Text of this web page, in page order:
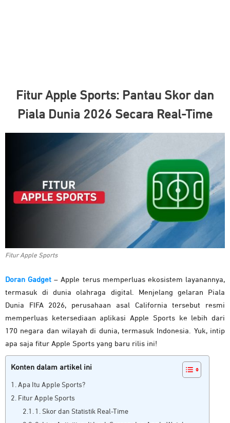
Fitur Apple Sports: Pantau Skor dan
Piala Dunia 2026 Secara Real-Time
Fitur Apple Sports
Doran Gadget – Apple terus memperluas ekosistem layanannya,
termasuk di dunia olahraga digital. Menjelang gelaran Piala
Dunia FIFA 2026, perusahaan asal California tersebut resmi
memperluas ketersediaan aplikasi Apple Sports ke lebih dari
170 negara dan wilayah di dunia, termasuk Indonesia. Yuk, intip
apa saja fitur Apple Sports yang baru rilis ini!
Konten dalam artikel ini
Apa Itu Apple Sports?
Fitur Apple Sports
1. Skor dan Statistik Real-Time